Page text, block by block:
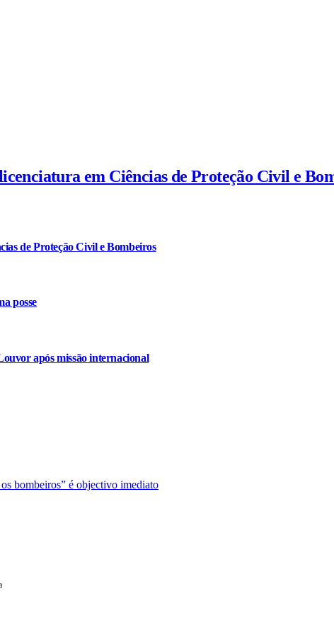
em Ciências de Proteção Civil e
de Proteção Civil e Bombeiros
posse
após missão internacional
bombeiros” é objectivo imediato